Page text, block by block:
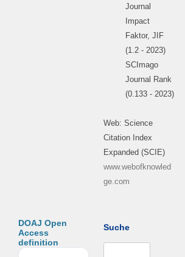
Journal
Impact
Faktor, JIF
(1.2 - 2023)
SCImago
Journal Rank
(0.133 - 2023)
Web: Science
Citation Index
Expanded (SCIE)
www.webofknowled
ge.com
DOAJ Open
Access
definition
Suche